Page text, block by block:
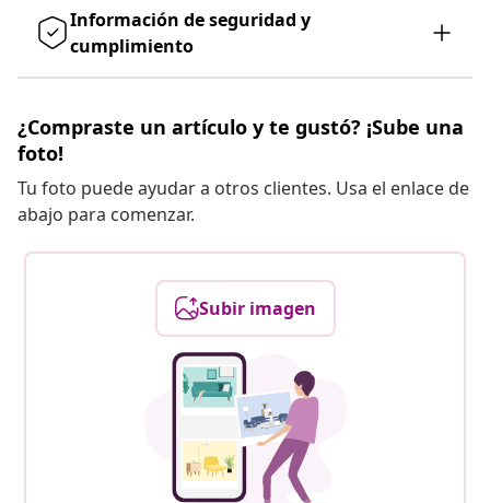
Información de seguridad y
cumplimiento
¿Compraste un artículo y te gustó? ¡Sube una
foto!
Tu foto puede ayudar a otros clientes. Usa el enlace de
abajo para comenzar.
Subir imagen